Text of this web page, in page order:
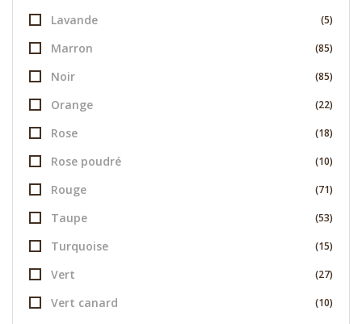
Lavande (5)
Marron (85)
Noir (85)
Orange (22)
Rose (18)
Rose poudré (10)
Rouge (71)
Taupe (53)
Turquoise (15)
Vert (27)
Vert canard (10)